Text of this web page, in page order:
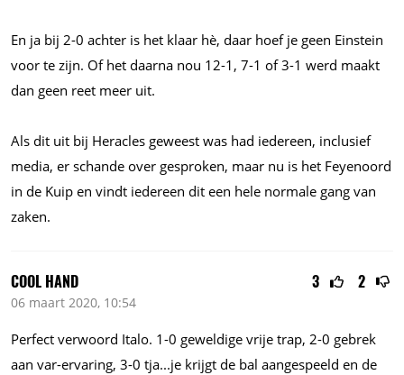
En ja bij 2-0 achter is het klaar hè, daar hoef je geen Einstein
voor te zijn. Of het daarna nou 12-1, 7-1 of 3-1 werd maakt
dan geen reet meer uit.
Als dit uit bij Heracles geweest was had iedereen, inclusief
media, er schande over gesproken, maar nu is het Feyenoord
in de Kuip en vindt iedereen dit een hele normale gang van
zaken.
3 2
COOL HAND
06 maart 2020, 10:54
Perfect verwoord Italo. 1-0 geweldige vrije trap, 2-0 gebrek
aan var-ervaring, 3-0 tja...je krijgt de bal aangespeeld en de